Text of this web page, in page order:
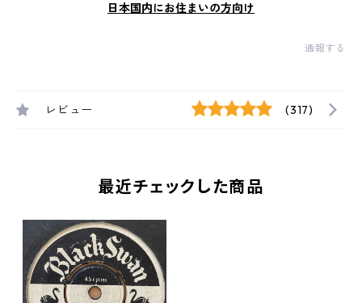
日本国内にお住まいの方向け
通報する
レビュー (317)
最近チェックした商品